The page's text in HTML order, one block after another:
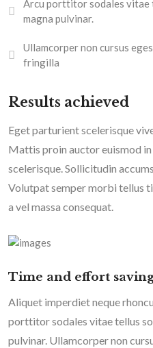
Arcu porttitor sodales vitae
magna pulvinar.
Ullamcorper non cursus
fringilla
Results achieved
Eget parturient scelerisque
Mattis proin auctor euismod
scelerisque. Sollicitudin
Volutpat semper morbi tellus
a vel massa consequat.
Time and effort
Aliquet imperdiet neque
porttitor sodales vitae tellus
pulvinar. Ullamcorper non